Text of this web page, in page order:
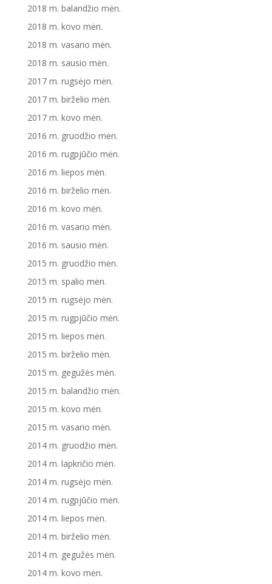
2018 m. balandžio mėn.
2018 m. kovo mėn.
2018 m. vasario mėn.
2018 m. sausio mėn.
2017 m. rugsėjo mėn.
2017 m. birželio mėn.
2017 m. kovo mėn.
2016 m. gruodžio mėn.
2016 m. rugpjūčio mėn.
2016 m. liepos mėn.
2016 m. birželio mėn.
2016 m. kovo mėn.
2016 m. vasario mėn.
2016 m. sausio mėn.
2015 m. gruodžio mėn.
2015 m. spalio mėn.
2015 m. rugsėjo mėn.
2015 m. rugpjūčio mėn.
2015 m. liepos mėn.
2015 m. birželio mėn.
2015 m. gegužės mėn.
2015 m. balandžio mėn.
2015 m. kovo mėn.
2015 m. vasario mėn.
2014 m. gruodžio mėn.
2014 m. lapkričio mėn.
2014 m. rugsėjo mėn.
2014 m. rugpjūčio mėn.
2014 m. liepos mėn.
2014 m. birželio mėn.
2014 m. gegužės mėn.
2014 m. kovo mėn.